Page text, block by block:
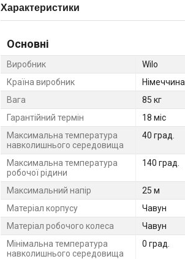
Характеристики
Основні
Виробник
Wilo
Країна виробник
Німеччина
Вага
85 кг
Гарантійний термін
18 міс
Максимальна температура
навколишнього середовища
40 град.
Максимальна температура
робочої рідини
140 град.
Максимальний напір
25 м
Матеріал корпусу
Чавун
Матеріал робочого колеса
Чавун
Мінімальна температура
навколишнього середовища
0 град.